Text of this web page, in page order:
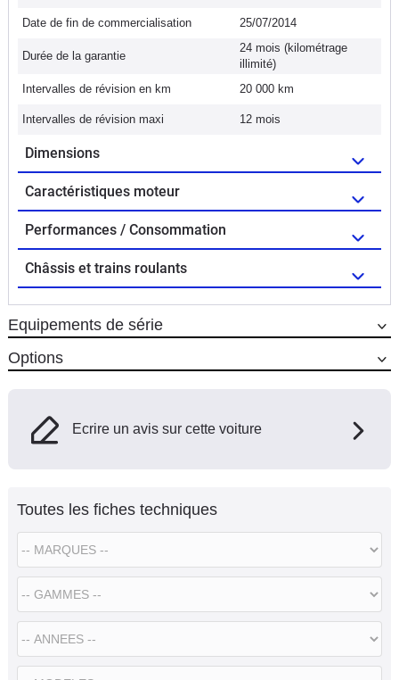
Date de fin de commercialisation 25/07/2014
Durée de la garantie
24 mois (kilométrage
illimité)
Intervalles de révision en km
20 000 km
Intervalles de révision maxi 12 mois
Dimensions
Caractéristiques moteur
Performances / Consommation
Châssis et trains roulants
Equipements de série
Options
Ecrire un avis sur cette voiture
Toutes les fiches techniques